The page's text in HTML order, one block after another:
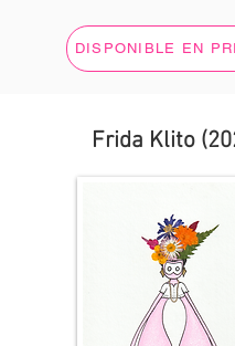
DISPONIBLE EN
Frida Klito